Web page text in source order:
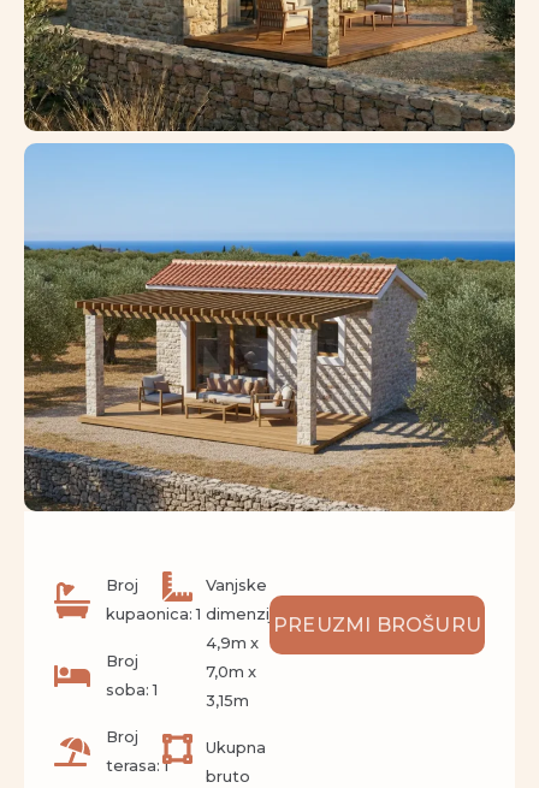
Broj
kupaonica: 1
Broj
soba: 1
Broj
terasa: 1
Vanjske
dimenzije:
4,9m x
7,0m x
3,15m
Ukupna
bruto
PREUZMI BROŠURU